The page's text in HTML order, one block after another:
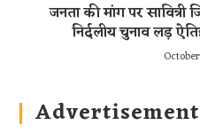
जनता की मांग पर
निर्दलीय चुनाव लड़
Advertisement